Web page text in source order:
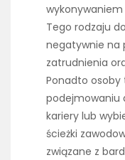
Tego rodzaju
negatywnie na
zatrudnienia
Ponadto
podejmowaniu
kariery lub
ścieżki
związane z